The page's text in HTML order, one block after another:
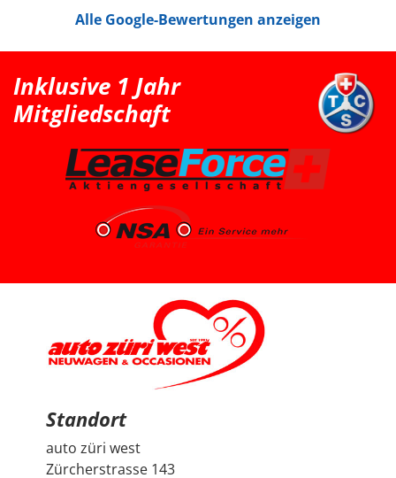
Bedürfnisse mit Kindersitz hinter dem Fahrer leider
etwas zu klein. Nach der Probefahrt hat uns der Berater
her nicht überzeugt hat. Somit war für uns klar, dass
der Peugeot 2008 die bessere Wahl ist. Schlussendlich
sind wir wieder zu Auto Züri West zurückgekommen
und konnten dort einen super Deal für einen Peugeot
knapp 7’000 km, ist ein Voll-Benziner und passt für uns
vom Platz, Fahrgefühl und Gesamtpaket sehr gut. Die
Beratung durch Herrn Francesco Salerno war sehr
freundlich, ehrlich und unkompliziert. Auch wenn die
Auswahl für uns relativ klar und limitiert war, fühlten wir
uns gut aufgehoben. Besonders positiv fand ich den
spannenden Austausch mit dem Berater über
allgemeine Autothemen und Dinge, die Autoliebhaber
Thema Auto vorhanden ist. Sehr geschätzt haben wir
zudem, dass vor der Übergabe extra noch ein Service
durchgeführt wurde, damit wir mit dem Fahrzeug
länger Ruhe haben. Das ist nicht selbstverständlich und
hat den positiven Eindruck nochmals verstärkt. Wir
freuen uns sehr über unseren Peugeot 2008 und
bedanken uns herzlich bei Auto Züri West sowie bei
Herrn Francesco Salerno für die angenehme Beratung,
den guten Austausch und den super Deal.
Alle Google-Bewertungen anzeigen
Inklusive 1 Jahr
Mitgliedschaft
Standort
auto züri west
Zürcherstrasse 143